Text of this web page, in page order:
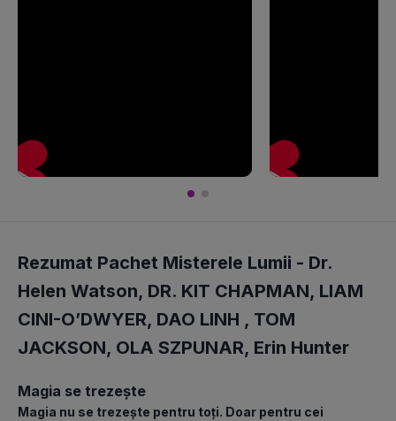
Rezumat Pachet Misterele Lumii - Dr.
Helen Watson, DR. KIT CHAPMAN, LIAM
CINI-O’DWYER, DAO LINH , TOM
JACKSON, OLA SZPUNAR, Erin Hunter
Magia se trezește
Magia nu se trezește pentru toți. Doar pentru cei